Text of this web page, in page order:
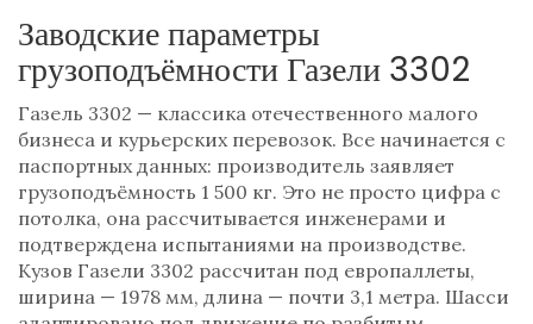
Заводские параметры
грузоподъёмности Газели 3302
Газель 3302 — классика отечественного малого
бизнеса и курьерских перевозок. Все начинается с
паспортных данных: производитель заявляет
грузоподъёмность 1 500 кг. Это не просто цифра с
потолка, она рассчитывается инженерами и
подтверждена испытаниями на производстве.
Кузов Газели 3302 рассчитан под европаллеты,
ширина — 1978 мм, длина — почти 3,1 метра. Шасси